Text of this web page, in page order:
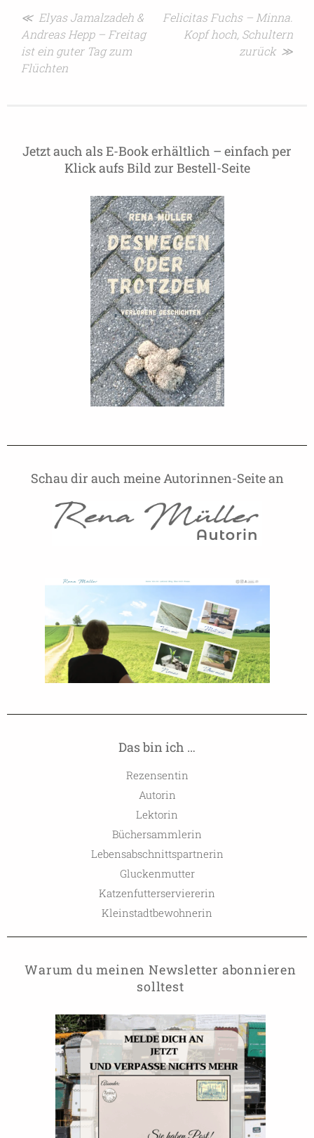
Beitragsnavigation
≪ Elyas Jamalzadeh &
Andreas Hepp – Freitag
ist ein guter Tag zum
Flüchten
Felicitas Fuchs – Minna.
Kopf hoch, Schultern
zurück ≫
Jetzt auch als E-Book erhältlich – einfach per
Klick aufs Bild zur Bestell-Seite
Schau dir auch meine Autorinnen-Seite an
Das bin ich …
Rezensentin
Autorin
Lektorin
Büchersammlerin
Lebensabschnittspartnerin
Gluckenmutter
Katzenfutterserviererin
Kleinstadtbewohnerin
Warum du meinen Newsletter abonnieren
solltest